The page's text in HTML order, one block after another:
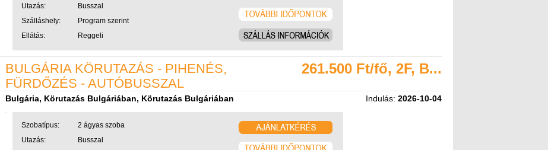
Utazás:
Busszal
Szálláshely:
Program szerint
Ellátás:
Reggeli
BULGÁRIA KÖRUTAZÁS - PIHENÉS,
FÜRDŐZÉS - AUTÓBUSSZAL
261.500 Ft/fő, 2F, B...
Bulgária, Körutazás Bulgáriában, Körutazás Bulgáriában Indulás: 2026-10-04
Szobatípus:
2 ágyas szoba
Utazás:
Busszal